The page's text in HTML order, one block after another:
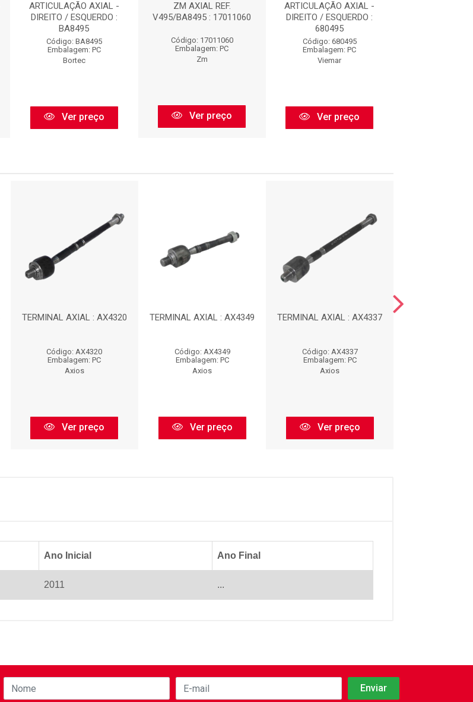
ARTICULAÇÃO AXIAL -
DIREITO / ESQUERDO :
BA8495
Código: BA8495
Embalagem: PC
Bortec
Ver preço
ZM AXIAL REF.
V495/BA8495 : 17011060
Código: 17011060
Embalagem: PC
Zm
Ver preço
ARTICULAÇÃO AXIAL -
DIREITO / ESQUERDO :
680495
Código: 680495
Embalagem: PC
Viemar
Ver preço
TERMINAL AXIAL : AX4320
Código: AX4320
Embalagem: PC
Axios
Ver preço
TERMINAL AXIAL : AX4349
Código: AX4349
Embalagem: PC
Axios
Ver preço
TERMINAL AXIAL : AX4337
Código: AX4337
Embalagem: PC
Axios
Ver preço
Ano Inicial Ano Final
2011 ...